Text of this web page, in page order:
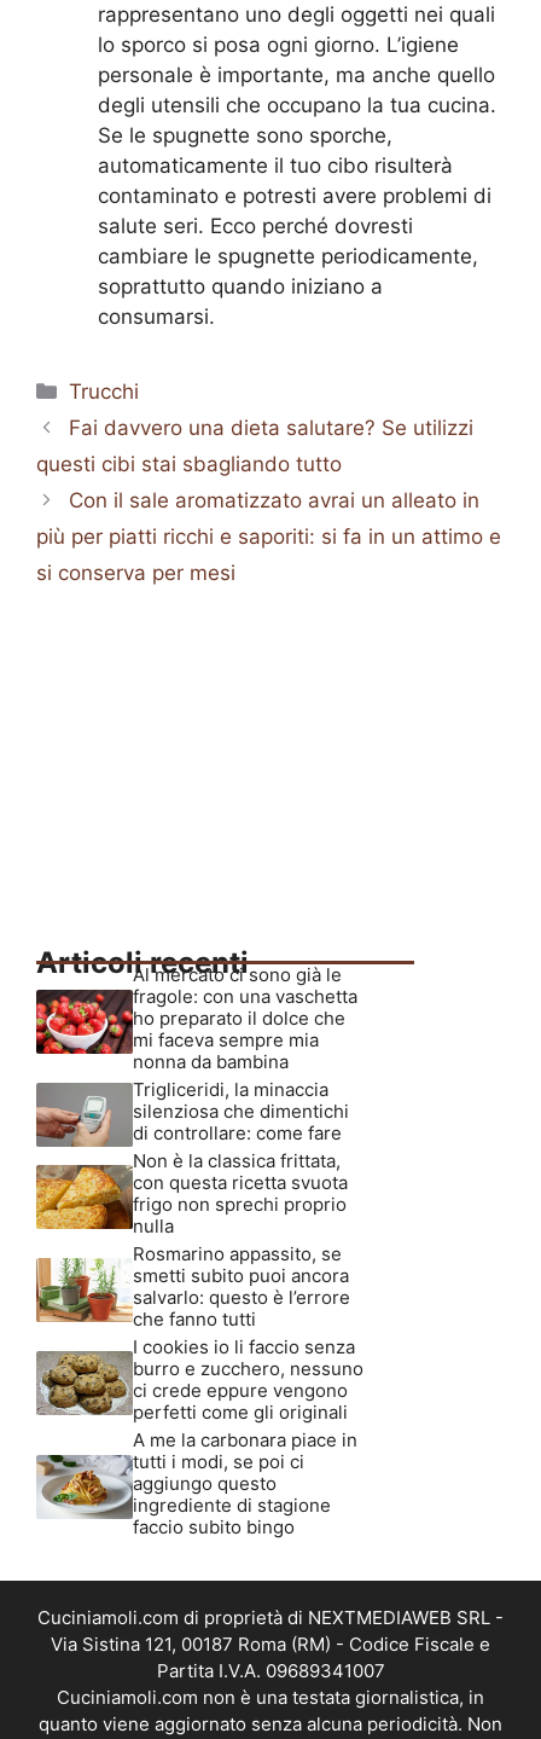
rappresentano uno degli oggetti nei quali
lo sporco si posa ogni giorno. L’igiene
personale è importante, ma anche quello
degli utensili che occupano la tua cucina.
Se le spugnette sono sporche,
automaticamente il tuo cibo risulterà
contaminato e potresti avere problemi di
salute seri. Ecco perché dovresti
cambiare le spugnette periodicamente,
soprattutto quando iniziano a
consumarsi.
Categorie
Trucchi
Fai davvero una dieta salutare? Se utilizzi
questi cibi stai sbagliando tutto
Con il sale aromatizzato avrai un alleato in
più per piatti ricchi e saporiti: si fa in un attimo e
si conserva per mesi
Articoli recenti
Al mercato ci sono già le
fragole: con una vaschetta
ho preparato il dolce che
mi faceva sempre mia
nonna da bambina
Trigliceridi, la minaccia
silenziosa che dimentichi
di controllare: come fare
Non è la classica frittata,
con questa ricetta svuota
frigo non sprechi proprio
nulla
Rosmarino appassito, se
smetti subito puoi ancora
salvarlo: questo è l’errore
che fanno tutti
I cookies io li faccio senza
burro e zucchero, nessuno
ci crede eppure vengono
perfetti come gli originali
A me la carbonara piace in
tutti i modi, se poi ci
aggiungo questo
ingrediente di stagione
faccio subito bingo
Cuciniamoli.com di proprietà di NEXTMEDIAWEB SRL -
Via Sistina 121, 00187 Roma (RM) - Codice Fiscale e
Partita I.V.A. 09689341007
Cuciniamoli.com non è una testata giornalistica, in
quanto viene aggiornato senza alcuna periodicità. Non